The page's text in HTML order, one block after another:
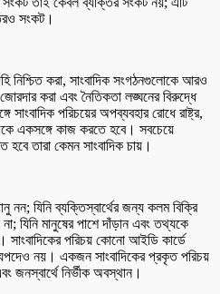
সংকট।
নিশ্চিত করা, সাংবাদিক সংগঠনগুলোকে আরও
করা এবং নৈতিকতা লঙ্ঘনের বিরুদ্ধে
পরিচয়ের অপব্যবহার রোধে রাষ্ট্র,
একসঙ্গে কাজ করতে হবে। সবচেয়ে
তারা কেমন সাংবাদিক চায়।
নন; যিনি ব্যক্তিস্বার্থের জন্য কলম বিক্রি
যিনি মানুষের পাশে দাঁড়ান এবং তথ্যকে
সাংবাদিকের পরিচয় কোনো আইডি কার্ডে
নয়। একজন সাংবাদিকের প্রকৃত পরিচয়
জনস্বার্থে নির্ভীক অবস্থান।